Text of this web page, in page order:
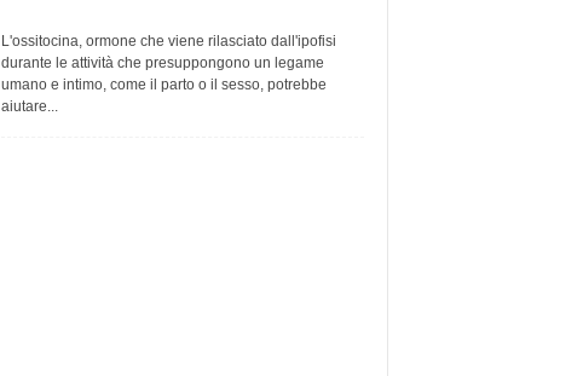
L'ossitocina, ormone che viene rilasciato dall'ipofisi
durante le attività che presuppongono un legame
umano e intimo, come il parto o il sesso, potrebbe
aiutare...